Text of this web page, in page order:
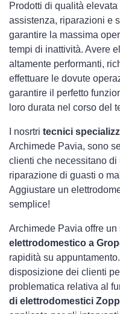
Prodotti di qualità
assistenza, riparazioni e
garantire la massima
tempi di inattività. Avere
altamente performanti,
effettuare le dovute
garantire il perfetto
loro durata nel corso del
I nosrtri tecnici
Archimede Pavia, sono
clienti che necessitano
riparazione di guasti o
Aggiustare un
semplice!
Archimede Pavia offre un
elettrodomestico a
rapidità su
disposizione dei clienti
problematica relativa al
di elettrodomestici